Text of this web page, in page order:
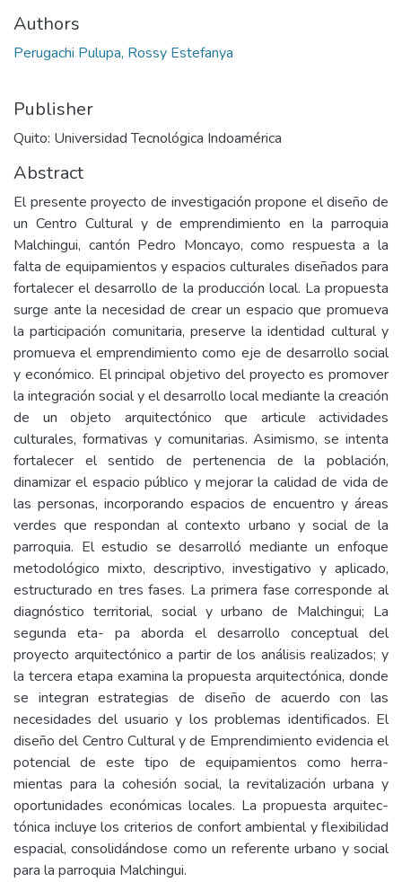
Authors
Perugachi Pulupa, Rossy Estefanya
Publisher
Quito: Universidad Tecnológica Indoamérica
Abstract
El presente proyecto de investigación propone el diseño de
un Centro Cultural y de emprendimiento en la parroquia
Malchingui, cantón Pedro Moncayo, como respuesta a la
falta de equipamientos y espacios culturales diseñados para
fortalecer el desarrollo de la producción local. La propuesta
surge ante la necesidad de crear un espacio que promueva
la participación comunitaria, preserve la identidad cultural y
promueva el emprendimiento como eje de desarrollo social
y económico. El principal objetivo del proyecto es promover
la integración social y el desarrollo local mediante la creación
de un objeto arquitectónico que articule actividades
culturales, formativas y comunitarias. Asimismo, se intenta
fortalecer el sentido de pertenencia de la población,
dinamizar el espacio público y mejorar la calidad de vida de
las personas, incorporando espacios de encuentro y áreas
verdes que respondan al contexto urbano y social de la
parroquia. El estudio se desarrolló mediante un enfoque
metodológico mixto, descriptivo, investigativo y aplicado,
estructurado en tres fases. La primera fase corresponde al
diagnóstico territorial, social y urbano de Malchingui; La
segunda eta- pa aborda el desarrollo conceptual del
proyecto arquitectónico a partir de los análisis realizados; y
la tercera etapa examina la propuesta arquitectónica, donde
se integran estrategias de diseño de acuerdo con las
necesidades del usuario y los problemas identificados. El
diseño del Centro Cultural y de Emprendimiento evidencia el
potencial de este tipo de equipamientos como herra-
mientas para la cohesión social, la revitalización urbana y
oportunidades económicas locales. La propuesta arquitec-
tónica incluye los criterios de confort ambiental y flexibilidad
espacial, consolidándose como un referente urbano y social
para la parroquia Malchingui.